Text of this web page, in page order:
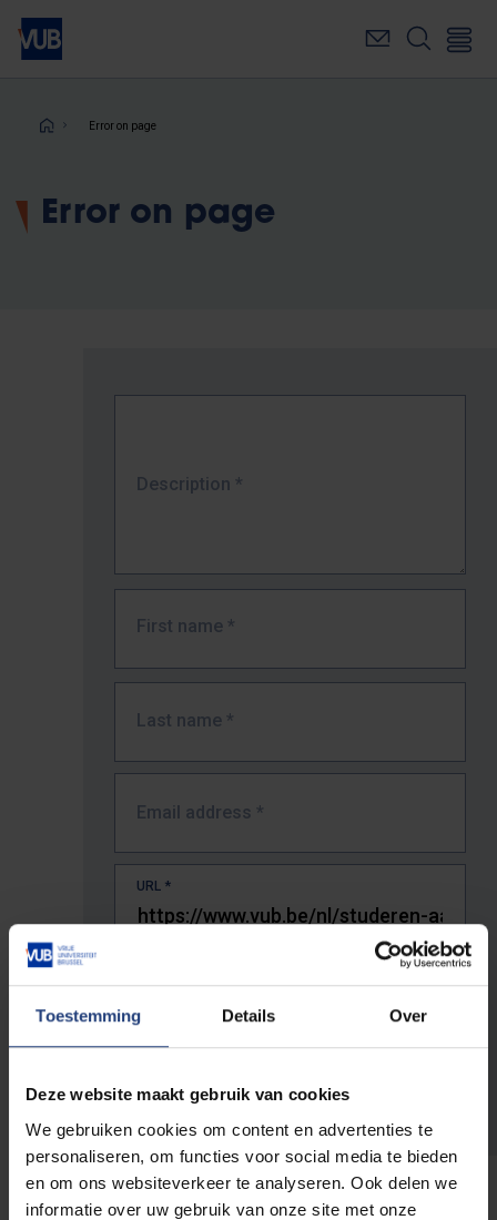
Toestemming Details Over
Deze website maakt gebruik van cookies
We gebruiken cookies om content en advertenties te
personaliseren, om functies voor social media te bieden
en om ons websiteverkeer te analyseren. Ook delen we
informatie over uw gebruik van onze site met onze
Skip
main
Breadcrumb
Error on page
Error on page
Description *
First name *
Last name *
Email address *
URL *
The full URL of the page where you encountered the error.